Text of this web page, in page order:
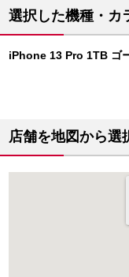
選択した機種・カ
iPhone 13 Pro 1TB ゴ
店舗を地図から選